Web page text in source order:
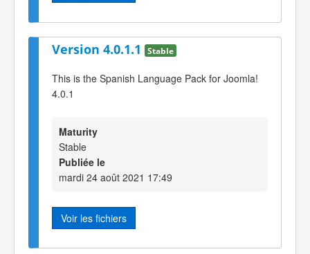
Version 4.0.1.1 Stable
This is the Spanish Language Pack for Joomla!
4.0.1
Maturity
Stable
Publiée le
mardi 24 août 2021 17:49
Voir les fichiers